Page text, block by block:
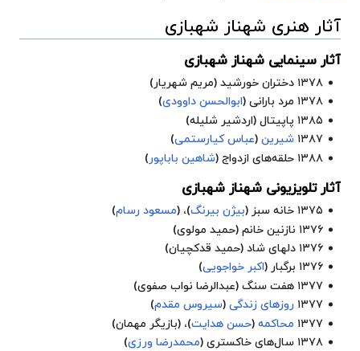
آثار هنری شهناز شهبازی
آثار سینمایی شهناز شهبازی
۱۳۷۸ دختران خورشید (مریم شهریار)
۱۳۷۸ مرد بارانی (ابوالحسن داوودی)
۱۳۸۵ پاپیتال (اردشیر شلیله)
۱۳۸۷ شیرین (عباس کیارستمی)
۱۳۸۸ حلقه‌های ازدواج (شاهین باباپور )
آثار تلویزیونی شهناز شهبازی
۱۳۷۵ خانه سبز (بیژن بیرنگ)، (مسعود رسام)
۱۳۷۶ نازنین خانم (حمید مولوی)
۱۳۷۶ دلهای شاد (حمید قدکچیان)
۱۳۷۶ برگبار (اکبر خواجویی)
۱۳۷۷ هفت سنگ (عبدالرضا نواب صفوی)
۱۳۷۷ روزهای زندگی (سیروس مقدم)
۱۳۷۷ محاکمه (حسن هدایت)، (بازیگر مهمان)
۱۳۷۸ سال‌های خاکستری (محمدرضا ورزی)